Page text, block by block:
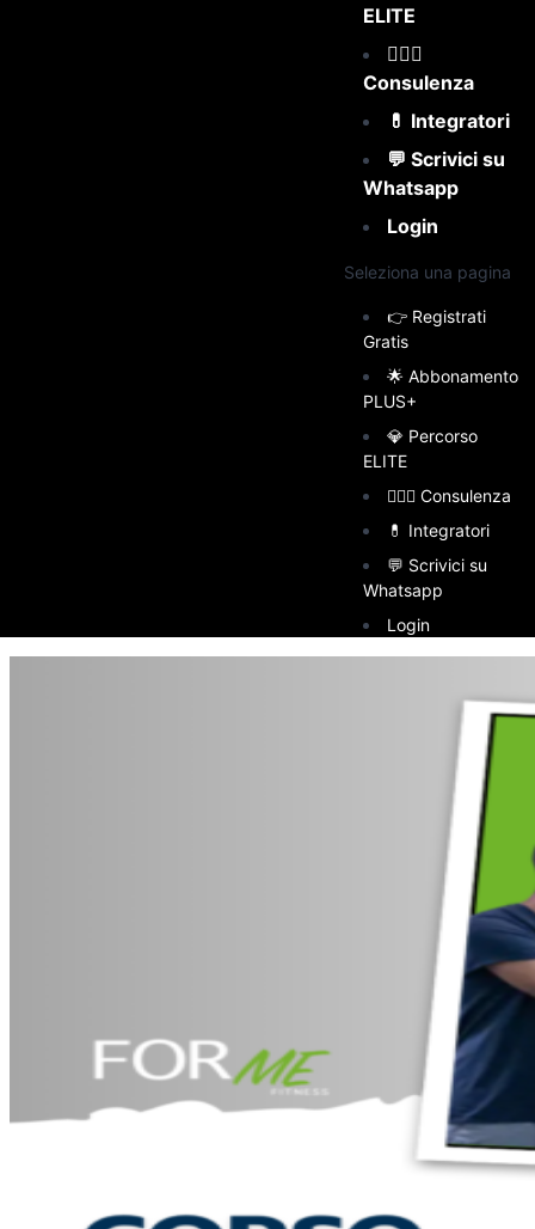
ELITE
👩🏻‍⚕️
Consulenza
💊 Integratori
💬 Scrivici su
Whatsapp
Login
Seleziona una pagina
👉 Registrati
Gratis
🌟 Abbonamento
PLUS+
💎 Percorso
ELITE
👩🏻‍⚕️ Consulenza
💊 Integratori
💬 Scrivici su
Whatsapp
Login